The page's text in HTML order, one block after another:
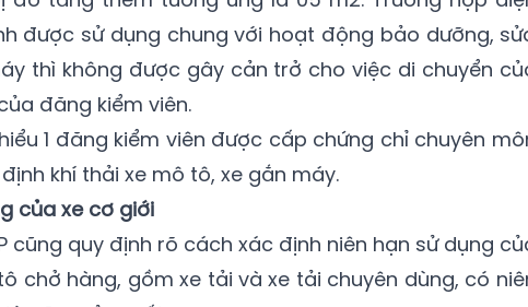
được sử dụng chung với hoạt động bảo dưỡng,
thì không được gây cản trở cho việc di chuyển
đăng kiểm viên.
1 đăng kiểm viên được cấp chứng chỉ chuyên
khí thải xe mô tô, xe gắn máy.
của xe cơ giới
cũng quy định rõ cách xác định niên hạn sử dụng
chở hàng, gồm xe tải và xe tải chuyên dùng, có